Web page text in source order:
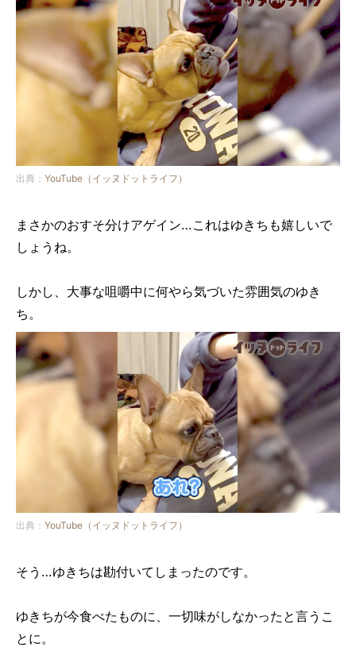
出典： YouTube（イッヌドットライフ）
まさかのおすそ分けアゲイン…これはゆきちも嬉しいで
しょうね。
しかし、大事な咀嚼中に何やら気づいた雰囲気のゆき
ち。
出典： YouTube（イッヌドットライフ）
そう…ゆきちは勘付いてしまったのです。
ゆきちが今食べたものに、一切味がしなかったと言うこ
とに。